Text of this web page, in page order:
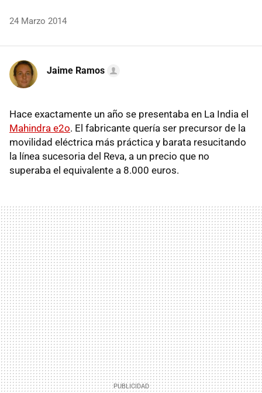
24 Marzo 2014
Jaime Ramos
Hace exactamente un año se presentaba en La India el
Mahindra e2o. El fabricante quería ser precursor de la
movilidad eléctrica más práctica y barata resucitando
la línea sucesoria del Reva, a un precio que no
superaba el equivalente a 8.000 euros.